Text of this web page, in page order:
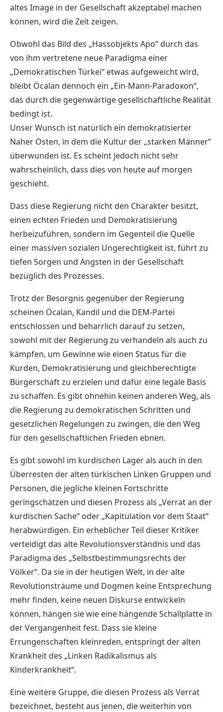
altes Image in der Gesellschaft akzeptabel machen
können, wird die Zeit zeigen.
Obwohl das Bild des „Hassobjekts Apo“ durch das
von ihm vertretene neue Paradigma einer
„Demokratischen Türkei“ etwas aufgeweicht wird,
bleibt Öcalan dennoch ein „Ein-Mann-Paradoxon“,
das durch die gegenwärtige gesellschaftliche Realität
bedingt ist.
Unser Wunsch ist natürlich ein demokratisierter
Naher Osten, in dem die Kultur der „starken Männer“
überwunden ist. Es scheint jedoch nicht sehr
wahrscheinlich, dass dies von heute auf morgen
geschieht.
Dass diese Regierung nicht den Charakter besitzt,
einen echten Frieden und Demokratisierung
herbeizuführen, sondern im Gegenteil die Quelle
einer massiven sozialen Ungerechtigkeit ist, führt zu
tiefen Sorgen und Ängsten in der Gesellschaft
bezüglich des Prozesses.
Trotz der Besorgnis gegenüber der Regierung
scheinen Öcalan, Kandil und die DEM-Partei
entschlossen und beharrlich darauf zu setzen,
sowohl mit der Regierung zu verhandeln als auch zu
kämpfen, um Gewinne wie einen Status für die
Kurden, Demokratisierung und gleichberechtigte
Bürgerschaft zu erzielen und dafür eine legale Basis
zu schaffen. Es gibt ohnehin keinen anderen Weg, als
die Regierung zu demokratischen Schritten und
gesetzlichen Regelungen zu zwingen, die den Weg
für den gesellschaftlichen Frieden ebnen.
Es gibt sowohl im kurdischen Lager als auch in den
Überresten der alten türkischen Linken Gruppen und
Personen, die jegliche kleinen Fortschritte
geringschätzen und diesen Prozess als „Verrat an der
kurdischen Sache“ oder „Kapitulation vor dem Staat“
herabwürdigen. Ein erheblicher Teil dieser Kritiker
verteidigt das alte Revolutionsverständnis und das
Paradigma des „Selbstbestimmungsrechts der
Völker“. Da sie in der heutigen Welt, in der alte
Revolutionsträume und Dogmen keine Entsprechung
mehr finden, keine neuen Diskurse entwickeln
können, hängen sie wie eine hängende Schallplatte in
der Vergangenheit fest. Dass sie kleine
Errungenschaften kleinreden, entspringt der alten
Krankheit des „Linken Radikalismus als
Kinderkrankheit“.
Eine weitere Gruppe, die diesen Prozess als Verrat
bezeichnet, besteht aus jenen, die weiterhin von